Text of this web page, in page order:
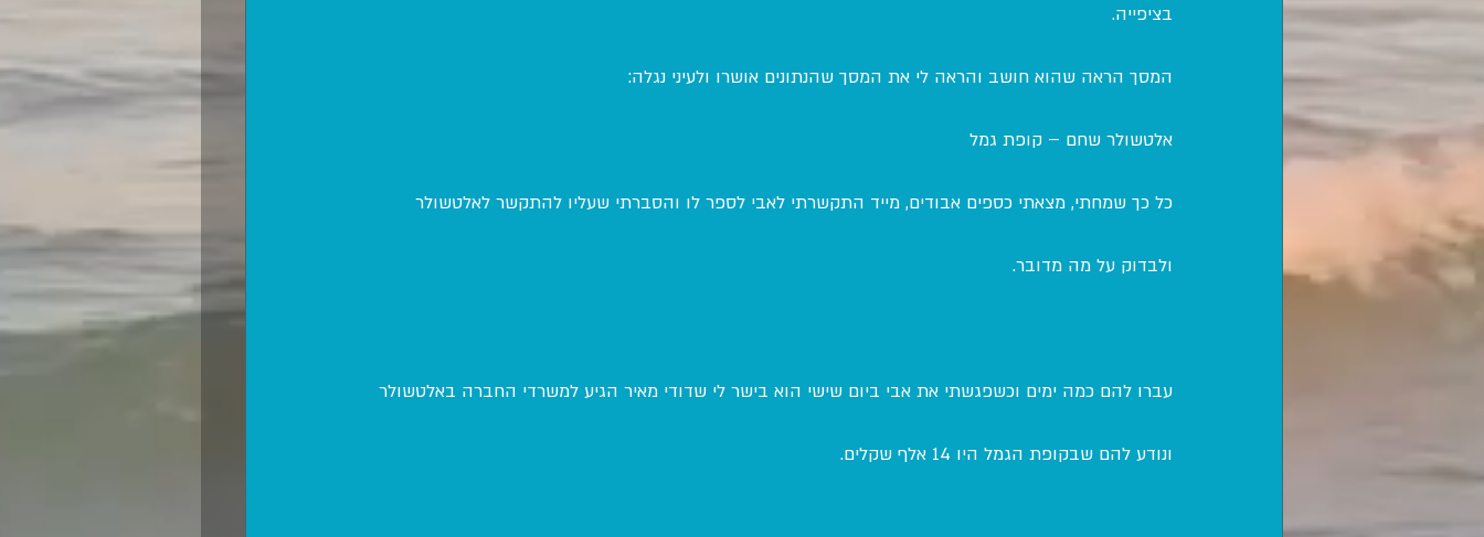
בציפייה.
המסך הראה שהוא חושב והראה לי את המסך שהנתונים אושרו ולעיני נגלה:
אלטשולר שחם – קופת גמל
כל כך שמחתי, מצאתי כספים אבודים, מייד התקשרתי לאבי לספר לו והסברתי שעליו להתקשר לאלטשולר
ולבדוק על מה מדובר.
עברו להם כמה ימים וכשפגשתי את אבי ביום שישי הוא בישר לי שדודי מאיר הגיע למשרדי החברה באלטשולר
ונודע להם שבקופת הגמל היו 14 אלף שקלים.